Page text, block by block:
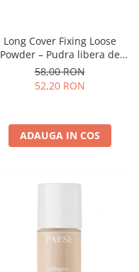
Long Cover Fixing Loose
Powder – Pudra libera de
fixare
58,00 RON
52,20 RON
ADAUGA IN COS